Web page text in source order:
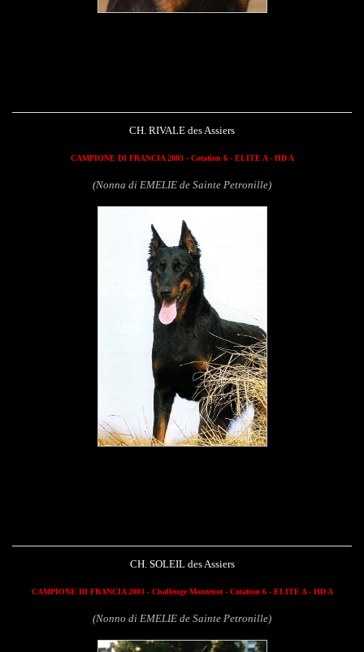
CH. RIVALE des Assiers
CAMPIONE DI FRANCIA 2003 - Cotation 6 - ELITE A - HD A
(Nonna di EMELIE de Sainte Petronille)
CH. SOLEIL des Assiers
CAMPIONE DI FRANCIA 2003 - Challenge Montenot- Cotation 6 - ELITE A - HD A
(Nonno di EMELIE de Sainte Petronille)